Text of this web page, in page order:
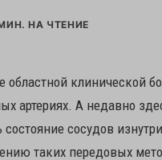
НА ЧТЕНИЕ
областной клинической
артериях. А недавно
сосудов
таких передовых